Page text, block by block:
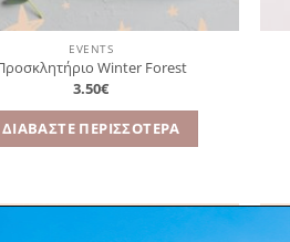
EVENTS
Winter Forest
3.50€
ΔΙΑΒΆΣΤΕ ΠΕΡΙΣΣΌΤΕΡΑ